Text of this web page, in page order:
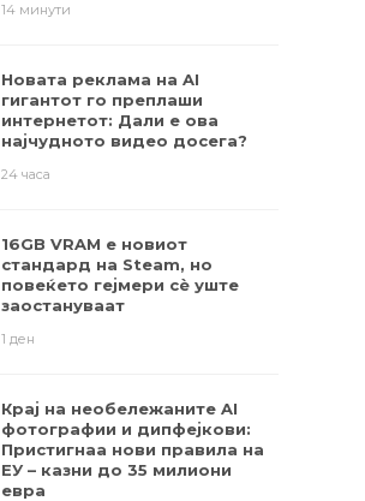
14 минути
Новата реклама на AI
гигантот го преплаши
интернетот: Дали е ова
најчудното видео досега?
24 часа
16GB VRAM е новиот
стандард на Steam, но
повеќето гејмери ​​сè уште
заостануваат
1 ден
Крај на необележаните AI
фотографии и дипфејкови:
Пристигнаа нови правила на
ЕУ – казни до 35 милиони
евра